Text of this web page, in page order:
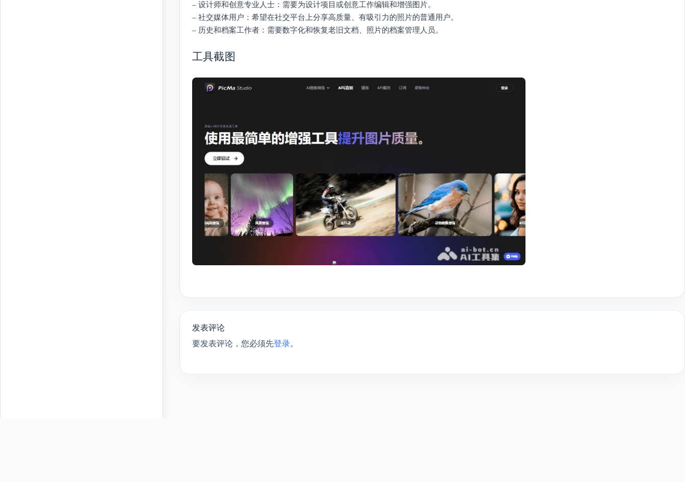
– 设计师和创意专业人士：需要为设计项目或创意工作编辑和增强图片。
– 社交媒体用户：希望在社交平台上分享高质量、有吸引力的照片的普通用户。
– 历史和档案工作者：需要数字化和恢复老旧文档、照片的档案管理人员。
工具截图
发表评论
要发表评论，您必须先登录。